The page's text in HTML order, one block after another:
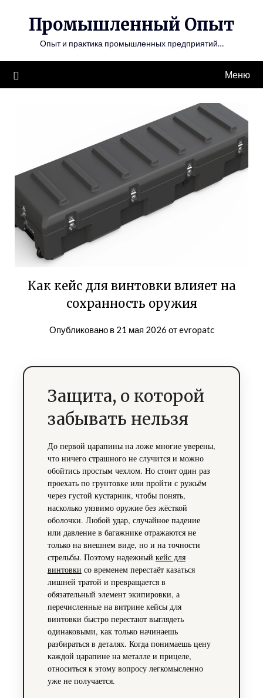
содержимому
Промышленный Опыт
Опыт и практика промышленных предприятий…
Меню
Как кейс для винтовки влияет на
сохранность оружия
Опубликовано в 21 мая 2026 отevropatc
Защита, о которой
забывать нельзя
До первой царапины на ложе многие уверены,
что ничего страшного не случится и можно
обойтись простым чехлом. Но стоит один раз
проехать по грунтовке или пройти с ружьём
через густой кустарник, чтобы понять,
насколько уязвимо оружие без жёсткой
оболочки. Любой удар, случайное падение
или давление в багажнике отражаются не
только на внешнем виде, но и на точности
стрельбы. Поэтому надежный кейс для
винтовки со временем перестаёт казаться
лишней тратой и превращается в
обязательный элемент экипировки, а
перечисленные на витрине кейсы для
винтовки быстро перестают выглядеть
одинаковыми, как только начинаешь
разбираться в деталях. Когда понимаешь цену
каждой царапине на металле и прицеле,
относиться к этому вопросу легкомысленно
уже не получается.